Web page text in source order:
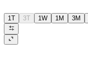
1T 3T 1W 1M 3M